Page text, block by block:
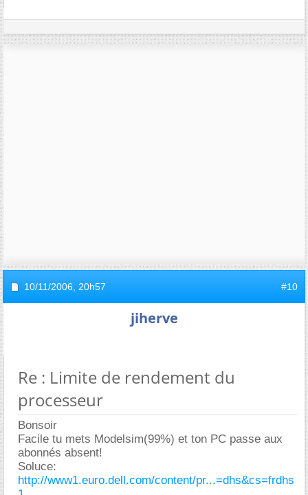
10/11/2006, 20h57 #10
jiherve
Re : Limite de rendement du
processeur
Bonsoir
Facile tu mets Modelsim(99%) et ton PC passe aux
abonnés absent!
Soluce:
http://www1.euro.dell.com/content/pr...=dhs&cs=frdhs